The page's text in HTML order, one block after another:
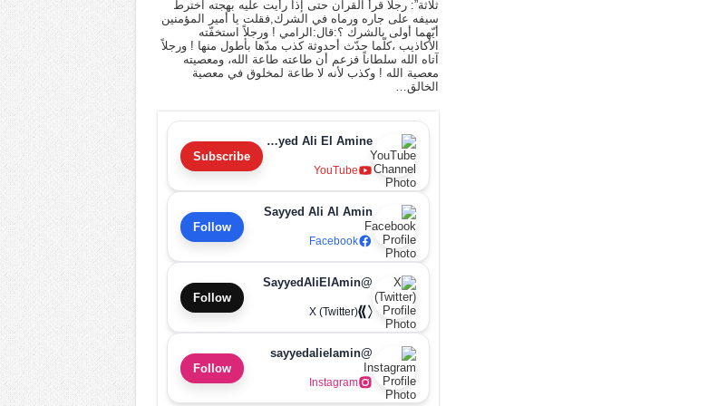
ثلاثة”: رجلاً قرأ القرآن حتى إذا رأيت عليه بهجته اخترط
سيفه على جاره ورماه في الشرك,فقلت يا أمير المؤمنين
أيّهما أولى بالشرك ؟:قال:الرامي ! ورجلاً استخفّته
الأكاذيب ،كلّما حدّث أحدوثة كذب مدّها بأطول منها ! ورجلاً
آتاه الله سلطاناً فزعم أن طاعته طاعة الله، ومعصيته
معصية الله ! وكذب لأنه لا طاعة لمخلوق في معصية
الخالق…
Sayyed Ali El Amine
YouTube
Subscribe
Sayyed Ali Al Amin
Facebook
Follow
@SayyedAliElAmin
X (Twitter)
Follow
@sayyedalielamin
Instagram
Follow